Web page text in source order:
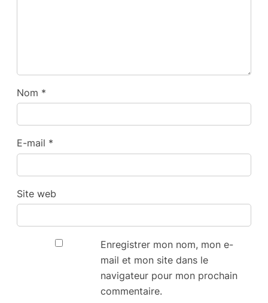
Nom *
E-mail *
Site web
Enregistrer mon nom, mon e-
mail et mon site dans le
navigateur pour mon prochain
commentaire.